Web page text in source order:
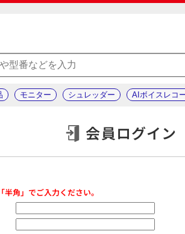
モニター シュレッダー AIボイスレコ
会員ログイン
角」でご入力ください。